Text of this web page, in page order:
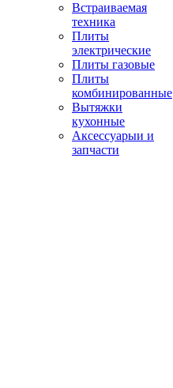
Встраиваемая
техника
Плиты
электрические
Плиты газовые
Плиты
комбинированные
Вытяжки
кухонные
Аксессуарыи и
запчасти